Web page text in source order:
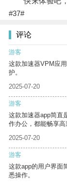
#37#
评论
游客
这款加速器VPM应
护。
2025-07-20
游客
这款加速器app简直
作办公，都能畅享高
2025-07-20
游客
这款app的用户界面
悉操作。